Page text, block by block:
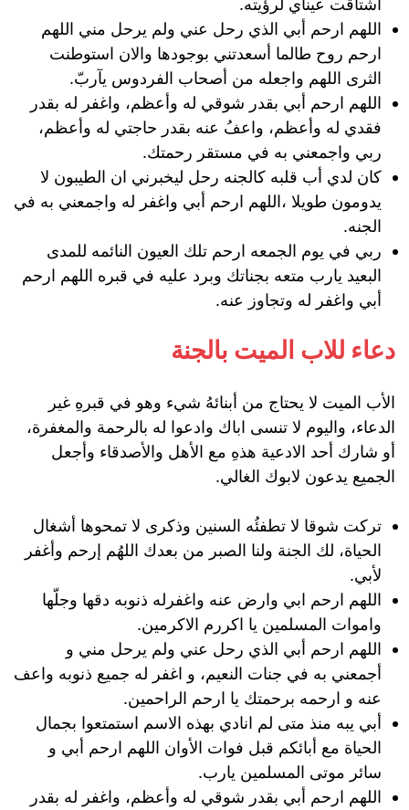
اشتاقت عيناي لرؤيته.
اللهم ارحم أبي الذي رحل عني ولم يرحل مني اللهم
ارحم روح طالما أسعدتني بوجودها والان استوطنت
الثرى اللهم واجعله من أصحاب الفردوس يآربّ.
اللهم ارحم أبي بقدر شوقي له وأعظم، واغفر له بقدر
فقدي له وأعظم، واعفُ عنه بقدر حاجتي له وأعظم،
ربي واجمعني به في مستقر رحمتك.
كان لدي أب قلبه كالجنه رحل ليخبرني ان الطيبون لا
يدومون طويلا ،اللهم ارحم أبي واغفر له واجمعني به في
الجنه.
ربي في يوم الجمعه ارحم تلك العيون النائمه للمدى
البعيد يارب متعه بجناتك وبرد عليه في قبره اللهم ارحم
أبي واغفر له وتجاوز عنه.
دعاء للاب الميت بالجنة
الأب الميت لا يحتاج من أبنائهُ شيء وهو في قبرهِ غير
الدعاء، واليوم لا تنسى اباك وادعوا له بالرحمة والمغفرة،
أو شارك أحد الادعية هذهِ مع الأهل والأصدقاء وأجعل
الجميع يدعون لابوك الغالي.
تركت شوقا لا تطفئُه السنين وذكرى لا تمحوها أشغال
الحياة، لك الجنة ولنا الصبر من بعدك اللهُم إرحم وأغفر
لأبي.
اللهم ارحم ابي وارض عنه واغفرله ذنوبه دقها وجلّها
واموات المسلمين يا اكررم الاكرمين.
اللهم ارحم أبي الذي رحل عني ولم يرحل مني و
أجمعني به في جنات النعيم، و اغفر له جميع ذنوبه واعف
عنه و ارحمه برحمتك يا ارحم الراحمين.
أبي يبه منذ متى لم انادي بهذه الاسم استمتعوا بجمال
الحياة مع أبائكم قبل فوات الأوان اللهم ارحم أبي و
سائر موتى المسلمين يارب.
اللهم ارحم أبي بقدر شوقي له وأعظم، واغفر له بقدر